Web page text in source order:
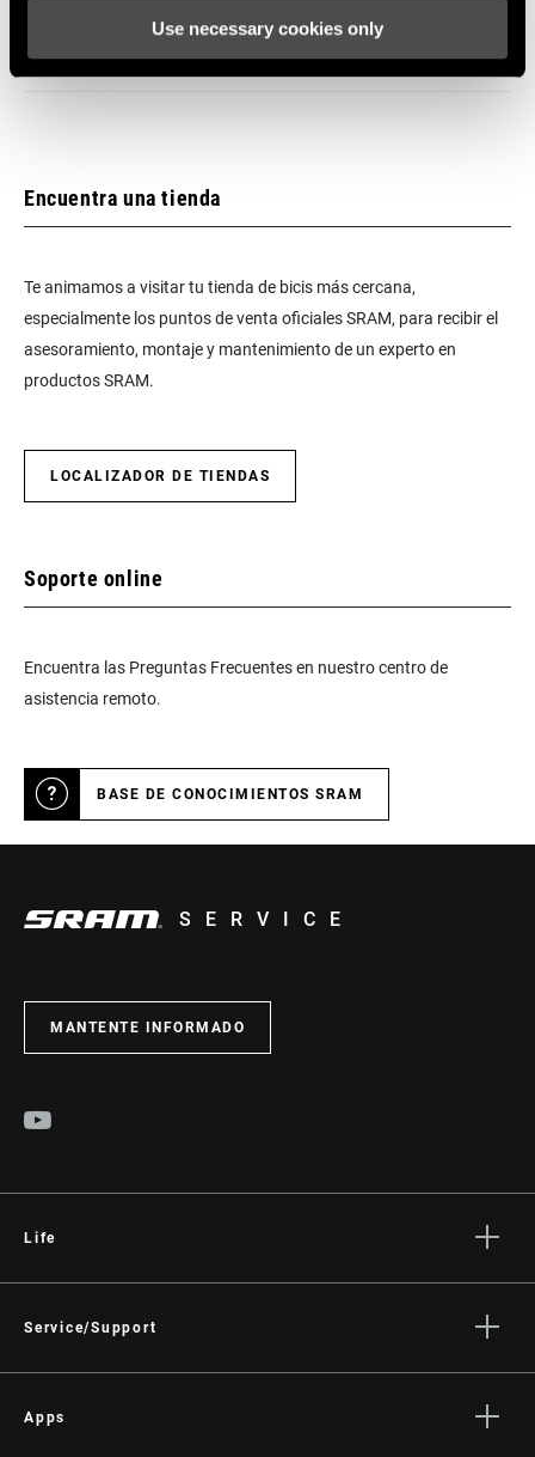
Use necessary cookies only
Garantía SRAM y ZIPP
604 kb
Encuentra una tienda
Te animamos a visitar tu tienda de bicis más cercana,
especialmente los puntos de venta oficiales SRAM, para recibir el
asesoramiento, montaje y mantenimiento de un experto en
productos SRAM.
LOCALIZADOR DE TIENDAS
Soporte online
Encuentra las Preguntas Frecuentes en nuestro centro de
asistencia remoto.
BASE DE CONOCIMIENTOS SRAM
SERVICE
MANTENTE INFORMADO
Life
Cultura
Service/Support
Dealer Support
Apps